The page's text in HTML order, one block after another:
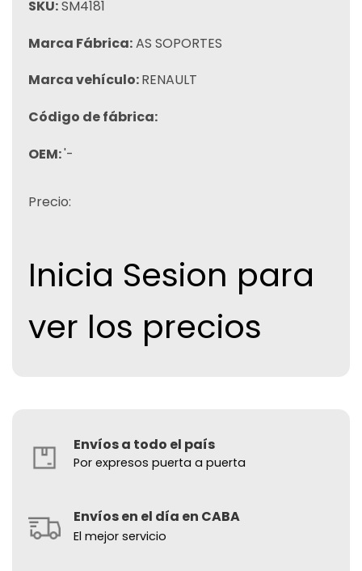
SKU:SM4181
Marca Fábrica:AS SOPORTES
Marca vehículo:RENAULT
Código de fábrica:
OEM:'-
Precio:
Inicia Sesion para
ver los precios
Envíos a todo el país
Por expresos puerta a puerta
Envíos en el día en CABA
El mejor servicio